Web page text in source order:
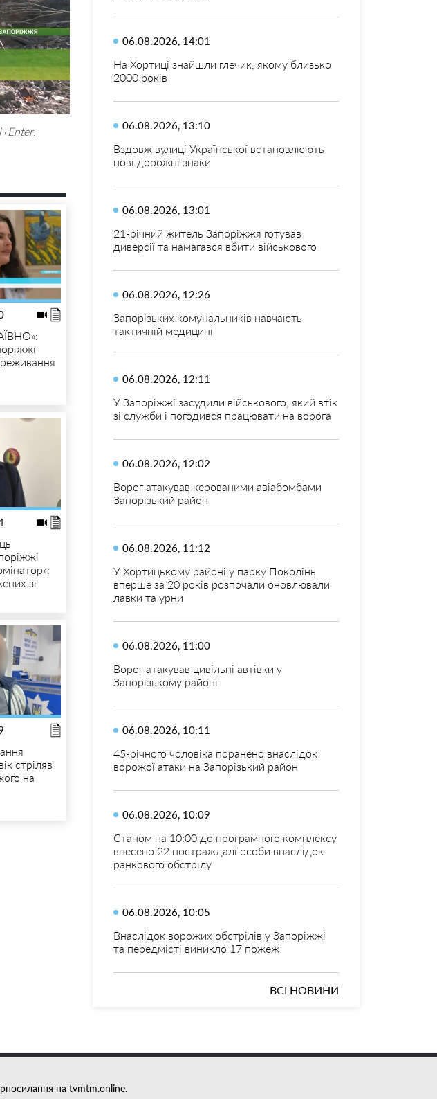
.
зі
стріляв
на
06.08.2026, 14:01
На Хортиці знайшли глечик, якому близько
2000 років
06.08.2026, 13:10
Вздовж вулиці Української встановлюють
нові дорожні знаки
06.08.2026, 13:01
21-річний житель Запоріжжя готував
диверсії та намагався вбити військового
06.08.2026, 12:26
Запорізьких комунальників навчають
тактичній медицині
06.08.2026, 12:11
У Запоріжжі засудили військового, який втік
зі служби і погодився працювати на ворога
06.08.2026, 12:02
Ворог атакував керованими авіабомбами
Запорізький район
06.08.2026, 11:12
У Хортицькому районі у парку Поколінь
вперше за 20 років розпочали оновлювали
лавки та урни
06.08.2026, 11:00
Ворог атакував цивільні автівки у
Запорізькому районі
06.08.2026, 10:11
45-річного чоловіка поранено внаслідок
ворожої атаки на Запорізький район
06.08.2026, 10:09
Станом на 10:00 до програмного комплексу
внесено 22 постраждалі особи внаслідок
ранкового обстрілу
06.08.2026, 10:05
Внаслідок ворожих обстрілів у Запоріжжі
та передмісті виникло 17 пожеж
ВСІ НОВИНИ
на tvmtm.online.